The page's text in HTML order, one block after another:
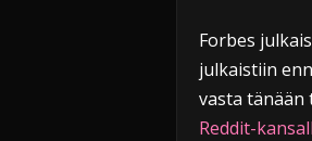
Forbes
julkaistiin
vasta
Reddit-